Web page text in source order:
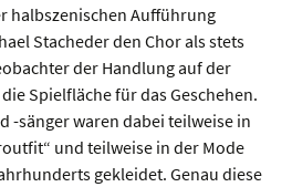
halbszenischen Aufführung
Stacheder den Chor als stets
der Handlung auf der
Spielfläche für das Geschehen.
-sänger waren dabei teilweise in
und teilweise in der Mode
gekleidet. Genau diese